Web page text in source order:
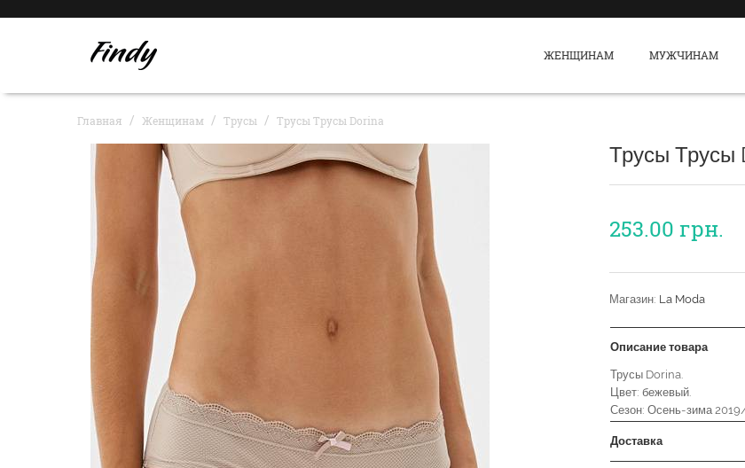
ЖЕНЩИНАМ МУЖЧИНАМ
Главная Женщинам Трусы Трусы Трусы Dorina
Трусы Трусы
253.00 грн.
Магазин: La Moda
Описание товара
Трусы Dorina.
Цвет: бежевый.
Сезон: Осень-зима
Доставка